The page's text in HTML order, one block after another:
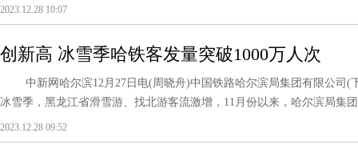
2023.12.28 10:07
创新高 冰雪季哈铁客发量突破1000万人次
中新网哈尔滨12月27日电(周晓舟)中国铁路哈尔滨局集团有限公司(
冰雪季，黑龙江省滑雪游、找北游客流激增，11月份以来，哈尔滨局集
2023.12.28 09:52